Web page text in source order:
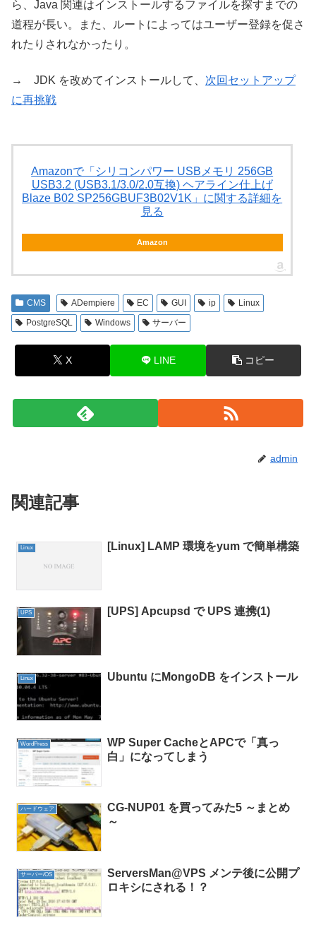
ら、Java 関連はインストールするファイルを探すまでの
道程が長い。また、ルートによってはユーザー登録を促さ
れたりされなかったり。
→ JDK を改めてインストールして、 次回セットアップ
に再挑戦
Amazonで「シリコンパワー USBメモリ 256GB
USB3.2 (USB3.1/3.0/2.0互換) ヘアライン仕上げ
Blaze B02 SP256GBUF3B02V1K」に関する詳細を
見る
Amazon
CMS ADempiere EC GUI ip
Linux
PostgreSQL
Windows サーバー
X LINE コピー
admin
関連記事
Linux [Linux] LAMP 環境をyum で簡単構築
UPS [UPS] Apcupsd で UPS 連携(1)
Linux Ubuntu にMongoDB をインストール
WordPress
WP Super CacheとAPCで「真っ
白」になってしまう
ハードウェア
CG-NUP01 を買ってみた5 ～まとめ
～
サーバー/OS
ServersMan@VPS メンテ後に公開プ
ロキシにされる！？